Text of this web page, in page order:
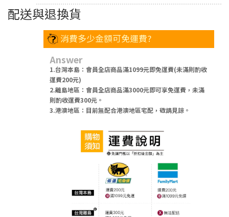
配送與退換貨
消費多少金額可免運費?
Answer
1.台灣本島：會員全店商品滿1099元即免運費(未滿則酌收
運費200元)
2.離島地區：會員全店商品滿3000元即可享免運費，未滿
則酌收運費300元。
3.港澳地區：目前無配合港澳地區宅配，敬請見諒。